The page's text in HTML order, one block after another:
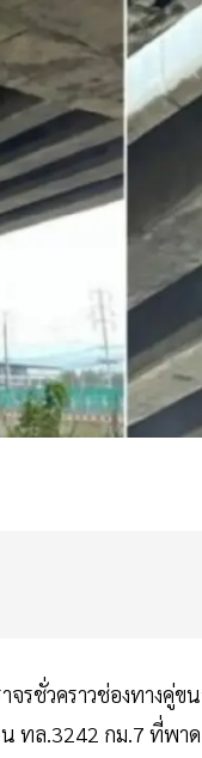
จรชั่วคราวช่องทาง
ทล.3242 กม.7 ที่พา